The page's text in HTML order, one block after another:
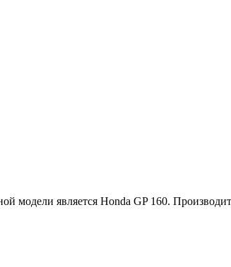
модели является Honda GP 160.